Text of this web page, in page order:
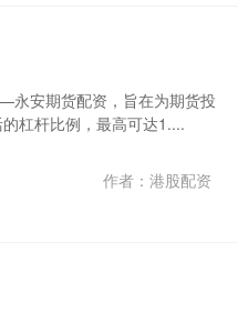
永安期货配资，旨在为期货投
杠杆比例，最高可达1....
作者：港股配资